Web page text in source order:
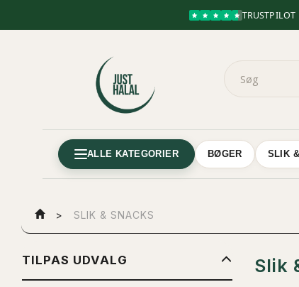
TRUSTPILOT
ALLE KATEGORIER BØGER SLIK
SLIK & SNACKS
TILPAS UDVALG
SKIFTE
FILTER
Slik